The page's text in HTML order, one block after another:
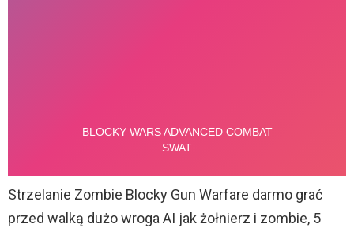
Strzelanie Zombie Blocky Gun Warfare darmo grać
przed walką dużo wroga AI jak żołnierz i zombie, 5